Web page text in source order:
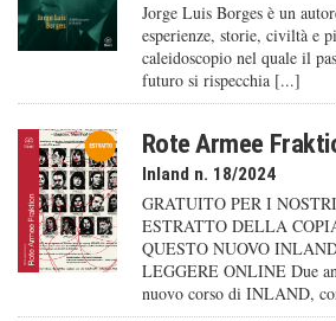
Jorge Luis Borges è un
esperienze, storie, civiltà e
caleido­scopio nel quale il
futuro si rispecchia [...]
Rote Armee
Inland n. 18/2024
GRATUITO PER I
ESTRATTO DELLA
QUESTO NUOVO
LEGGERE ONLINE Due
nuovo corso di INLAND,